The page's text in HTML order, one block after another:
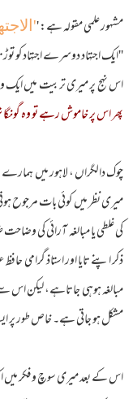
مشہور علمی مقولہ ہے: '
''ایک اجتہاد دوسرے اجتہاد کو
اس نہج پر میری تربیت میں ایک
پھر اس پر خاموش رہے تو وہ
چوک دالگراں ، لاہور میں
میری نظر میں کوئی بات مرجوح
کی غلطی یا مبالغہ آرائی کی
ذکر اپنے تایا اور استاذ گرامی
مبالغہ ہوہی جاتاہے، لیکن اس
مشکل ہو جاتی ہے۔ خاص طور پر
اس کے بعد میری سوچ و فکر میں